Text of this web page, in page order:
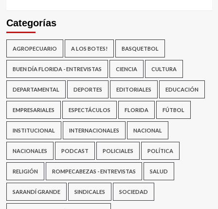
Categorías
AGROPECUARIO A LOS BOTES! BASQUETBOL
BUEN DÍA FLORIDA - ENTREVISTAS CIENCIA CULTURA
DEPARTAMENTAL DEPORTES EDITORIALES EDUCACIÓN
EMPRESARIALES ESPECTÁCULOS FLORIDA FÚTBOL
INSTITUCIONAL INTERNACIONALES NACIONAL
NACIONALES PODCAST POLICIALES POLÍTICA
RELIGIÓN ROMPECABEZAS - ENTREVISTAS SALUD
SARANDÍ GRANDE SINDICALES SOCIEDAD